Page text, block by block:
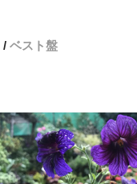
ベスト盤